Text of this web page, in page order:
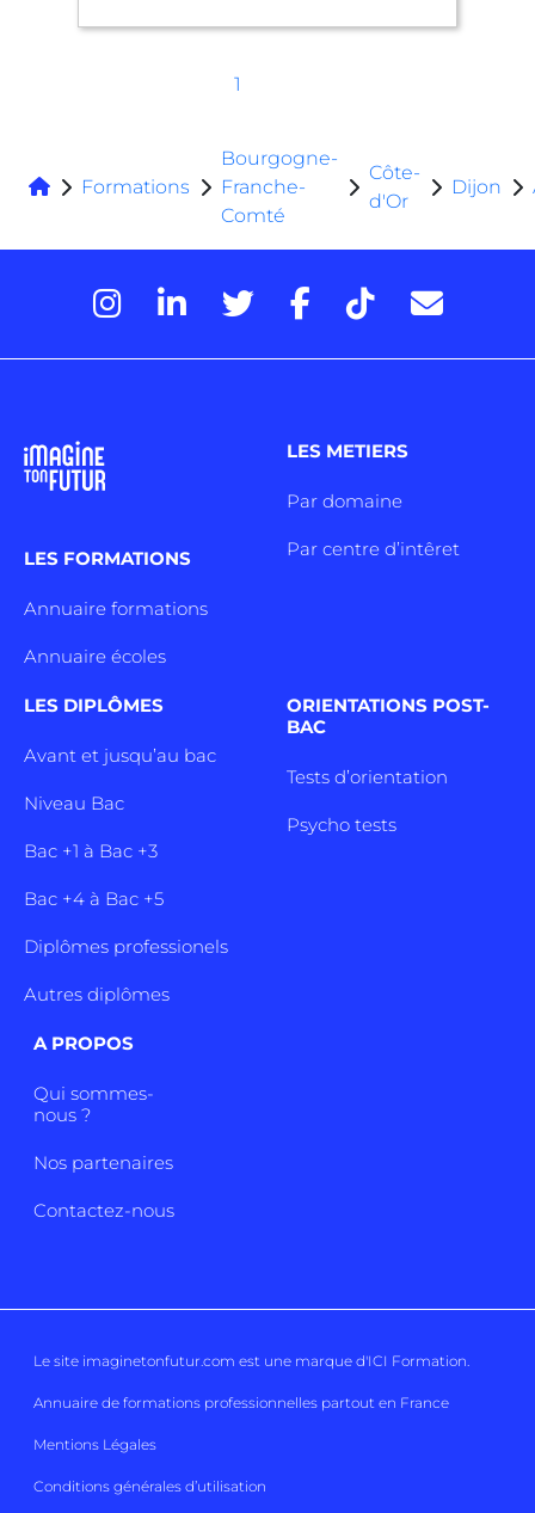
1
Formations
Bourgogne-
Franche-
Comté
Côte-
d'Or
Dijon
LES FORMATIONS
Annuaire formations
Annuaire écoles
LES METIERS
Par domaine
Par centre d’intêret
LES DIPLÔMES
Avant et jusqu’au bac
Niveau Bac
Bac +1 à Bac +3
Bac +4 à Bac +5
Diplômes professionels
Autres diplômes
ORIENTATIONS POST-
BAC
Tests d’orientation
Psycho tests
A PROPOS
Qui sommes-
nous ?
Nos partenaires
Contactez-nous
Le site imaginetonfutur.com est une marque d'ICI Formation.
Annuaire de formations professionnelles partout en France
Mentions Légales
Conditions générales d’utilisation